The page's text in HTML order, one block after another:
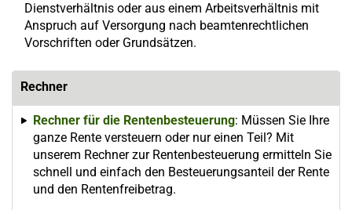
Dienstverhältnis oder aus einem Arbeitsverhältnis mit
Anspruch auf Versorgung nach beamtenrechtlichen
Vorschriften oder Grundsätzen.
Rechner
Rechner für die Rentenbesteuerung: Müssen Sie Ihre
ganze Rente versteuern oder nur einen Teil? Mit
unserem Rechner zur Rentenbesteuerung ermitteln Sie
schnell und einfach den Besteuerungsanteil der Rente
und den Rentenfreibetrag.